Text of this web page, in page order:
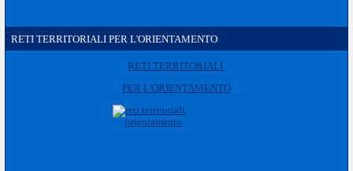
RETI TERRITORIALI PER L'ORIENTAMENTO
RETI TERRITORIALI
PER L'ORIENTAMENTO